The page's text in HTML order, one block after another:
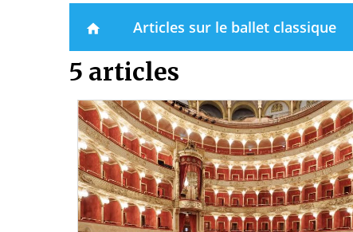
home Articles sur le ballet classique
5 articles